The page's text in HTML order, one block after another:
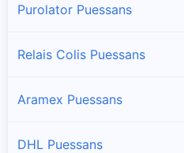
Purolator Puessans
Relais Colis Puessans
Aramex Puessans
DHL Puessans